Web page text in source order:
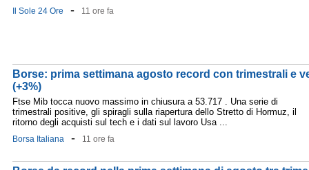
Il Sole 24 Ore - 11 ore fa
Borse: prima settimana agosto record con trimestrali e
(+3%)
Ftse Mib tocca nuovo massimo in chiusura a 53.717 . Una serie di
trimestrali positive, gli spiragli sulla riapertura dello Stretto di Hormuz, il
ritorno degli acquisti sul tech e i dati sul lavoro Usa ...
Borsa Italiana - 11 ore fa